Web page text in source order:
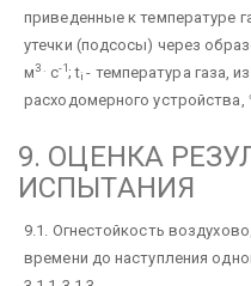
приведенные к температуре
утечки (подсосы) через
м3 . с-1; ti- температура газа,
расходомерного устройства,
9. ОЦЕНКА
ИСПЫТАНИЯ
9.1. Огнестойкость
времени до наступления